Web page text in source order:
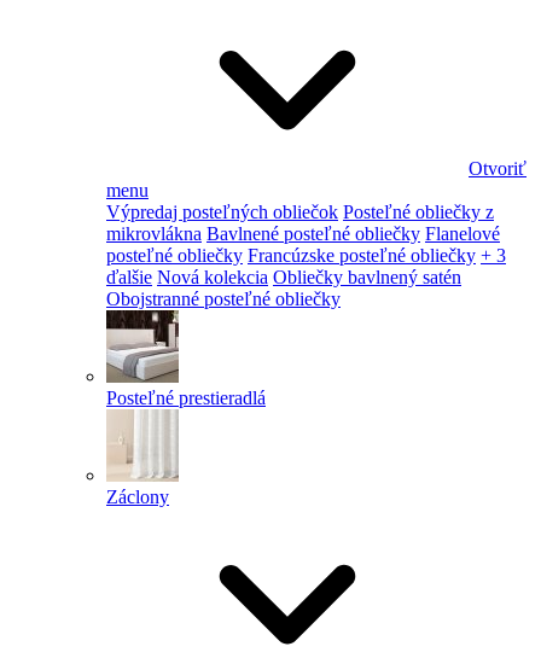
Otvoriť
menu
Výpredaj posteľných obliečok Posteľné obliečky z
mikrovlákna Bavlnené posteľné obliečky Flanelové
posteľné obliečky Francúzske posteľné obliečky + 3
ďalšie Nová kolekcia Obliečky bavlnený satén
Obojstranné posteľné obliečky
Posteľné prestieradlá
Záclony